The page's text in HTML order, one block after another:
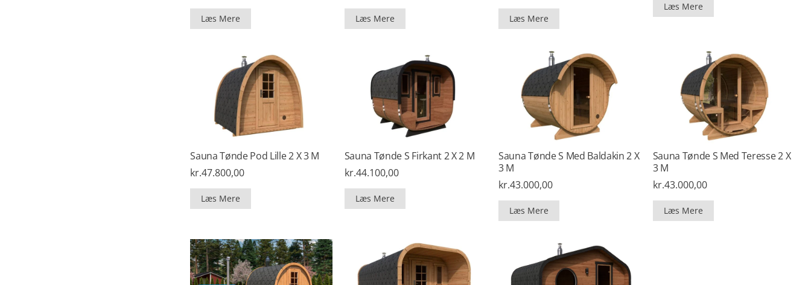
Læs Mere Læs Mere Læs Mere
Læs Mere
Sauna Tønde Pod Lille 2 X 3 M
kr.47.800,00
Læs Mere
Sauna Tønde S Firkant 2 X 2 M
kr.44.100,00
Læs Mere
Sauna Tønde S Med Baldakin 2 X
3 M
kr.43.000,00
Læs Mere
Sauna Tønde S Med Teresse 2 X
3 M
kr.43.000,00
Læs Mere